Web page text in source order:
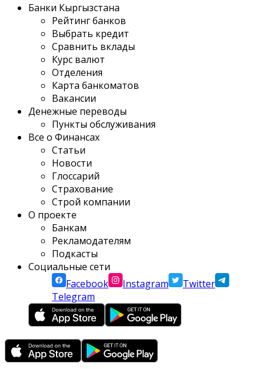
Банки Кыргызстана
Рейтинг банков
Выбрать кредит
Сравнить вклады
Курс валют
Отделения
Карта банкоматов
Вакансии
Денежные переводы
Пункты обслуживания
Все о Финансах
Статьи
Новости
Глоссарий
Страхование
Строй компании
О проекте
Банкам
Рекламодателям
Подкасты
Социальные сети
Facebook
Instagram
Twitter
Telegram